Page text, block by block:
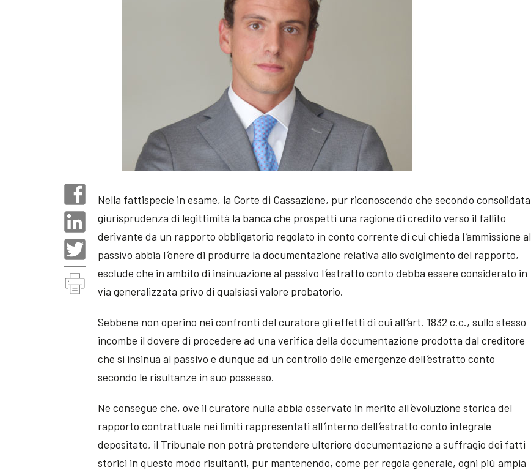
Nella fattispecie in esame, la Corte di Cassazione, pur riconoscendo che secondo consolidata
giurisprudenza di legittimità la banca che prospetti una ragione di credito verso il fallito
derivante da un rapporto obbligatorio regolato in conto corrente di cui chieda l’ammissione al
passivo abbia l’onere di produrre la documentazione relativa allo svolgimento del rapporto,
esclude che in ambito di insinuazione al passivo l’estratto conto debba essere considerato in
via generalizzata privo di qualsiasi valore probatorio.
Sebbene non operino nei confronti del curatore gli effetti di cui all’art. 1832 c.c., sullo stesso
incombe il dovere di procedere ad una verifica della documentazione prodotta dal creditore
che si insinua al passivo e dunque ad un controllo delle emergenze dell’estratto conto
secondo le risultanze in suo possesso.
Ne consegue che, ove il curatore nulla abbia osservato in merito all’evoluzione storica del
rapporto contrattuale nei limiti rappresentati all’interno dell’estratto conto integrale
depositato, il Tribunale non potrà pretendere ulteriore documentazione a suffragio dei fatti
storici in questo modo risultanti, pur mantenendo, come per regola generale, ogni più ampia